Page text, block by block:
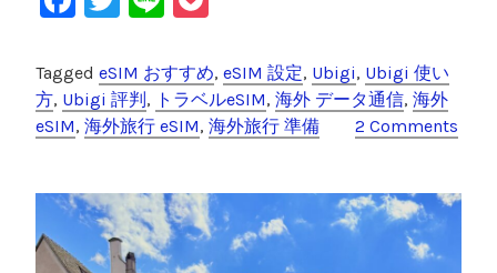
i
i
の
評
使
い
方
c
e
b
o
k
tt
er
e
c
k
et
Tagged eSIM おすすめ, eSIM 設定, Ubigi, Ubigi 使い
方, Ubigi 評判, トラベルeSIM, 海外 データ通信, 海外
eSIM, 海外旅行 eSIM, 海外旅行 準備 2 Comments